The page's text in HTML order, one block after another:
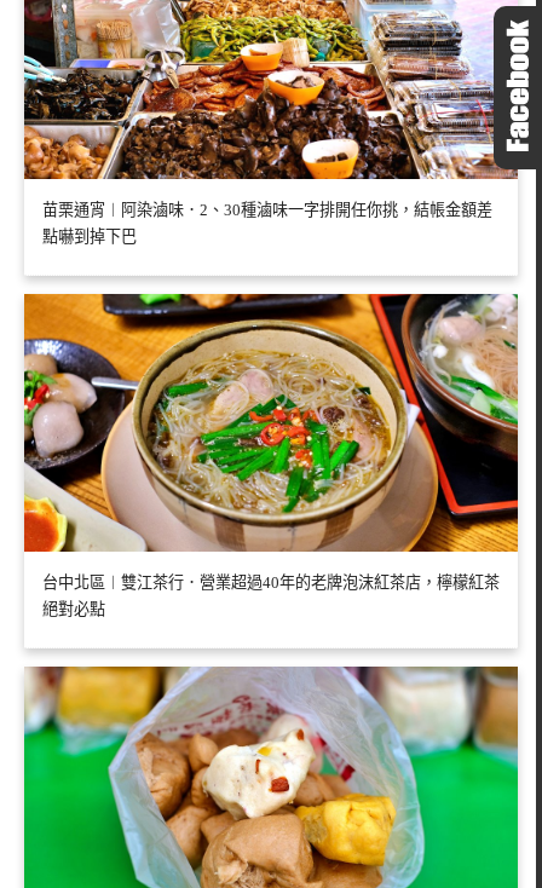
苗栗通宵︱阿染滷味．2、30種滷味一字排開任你挑，結帳金額差
點嚇到掉下巴
台中北區︱雙江茶行．營業超過40年的老牌泡沫紅茶店，檸檬紅茶
絕對必點